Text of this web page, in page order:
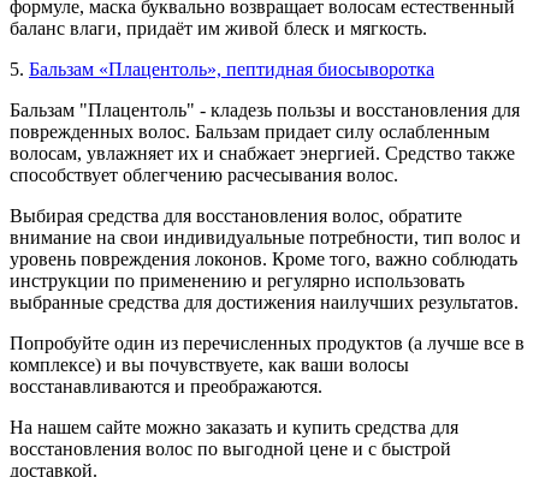
формуле, маска буквально возвращает волосам естественный
баланс влаги, придаёт им живой блеск и мягкость.
5. Бальзам «Плацентоль», пептидная биосыворотка
Бальзам "Плацентоль" - кладезь пользы и восстановления для
поврежденных волос. Бальзам придает силу ослабленным
волосам, увлажняет их и снабжает энергией. Средство также
способствует облегчению расчесывания волос.
Выбирая средства для восстановления волос, обратите
внимание на свои индивидуальные потребности, тип волос и
уровень повреждения локонов. Кроме того, важно соблюдать
инструкции по применению и регулярно использовать
выбранные средства для достижения наилучших результатов.
Попробуйте один из перечисленных продуктов (а лучше все в
комплексе) и вы почувствуете, как ваши волосы
восстанавливаются и преображаются.
На нашем сайте можно заказать и купить средства для
восстановления волос по выгодной цене и с быстрой
доставкой.